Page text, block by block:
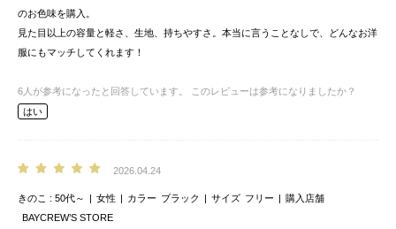
のお色味を購入。
見た目以上の容量と軽さ、生地、持ちやすさ。本当に言うことなしで、どんなお洋
服にもマッチしてくれます！
6 人が参考になったと回答しています。
このレビューは参考になりましたか？
はい
2026.04.24
きのこ 50代～ 女性 カラー ブラック サイズ フリー
購入店舗
BAYCREW’S STORE